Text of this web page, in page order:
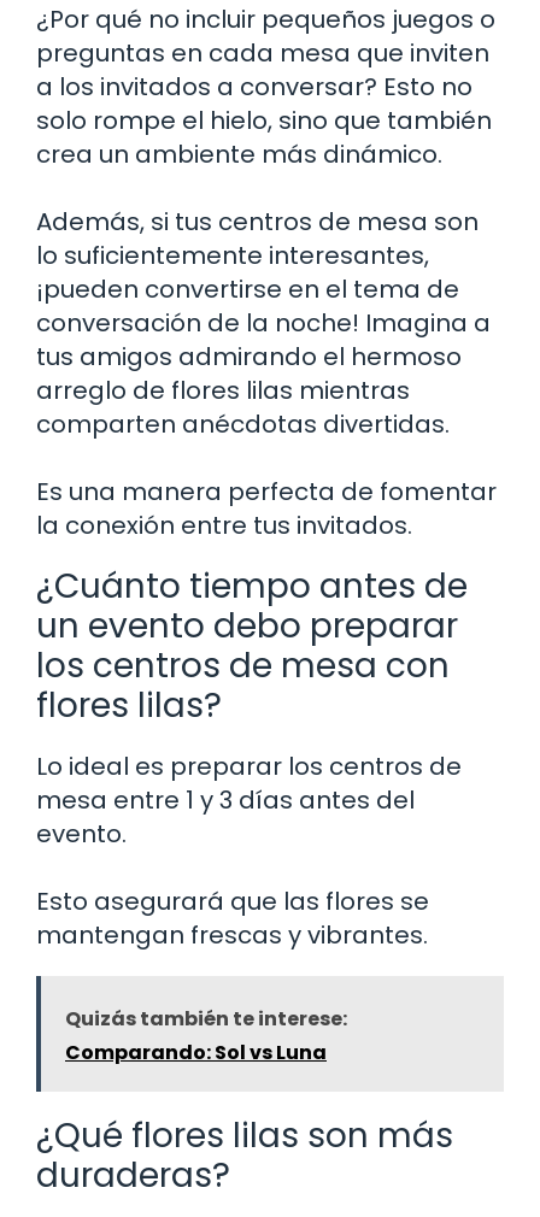
¿Por qué no incluir pequeños juegos o
preguntas en cada mesa que inviten
a los invitados a conversar? Esto no
solo rompe el hielo, sino que también
crea un ambiente más dinámico.
Además, si tus centros de mesa son
lo suficientemente interesantes,
¡pueden convertirse en el tema de
conversación de la noche! Imagina a
tus amigos admirando el hermoso
arreglo de flores lilas mientras
comparten anécdotas divertidas.
Es una manera perfecta de fomentar
la conexión entre tus invitados.
¿Cuánto tiempo antes de
un evento debo preparar
los centros de mesa con
flores lilas?
Lo ideal es preparar los centros de
mesa entre 1 y 3 días antes del
evento.
Esto asegurará que las flores se
mantengan frescas y vibrantes.
Quizás también te interese:
Comparando: Sol vs Luna
¿Qué flores lilas son más
duraderas?